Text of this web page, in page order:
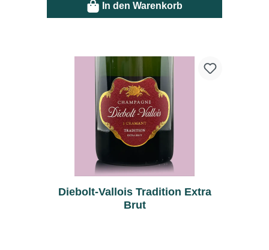
In den Warenkorb
Diebolt-Vallois Tradition Extra
Brut